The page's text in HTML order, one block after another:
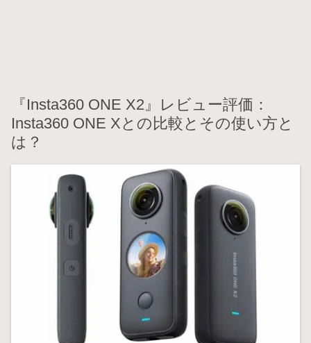
『Insta360 ONE X2』レビュー評価：
Insta360 ONE Xとの比較とその使い方と
は？